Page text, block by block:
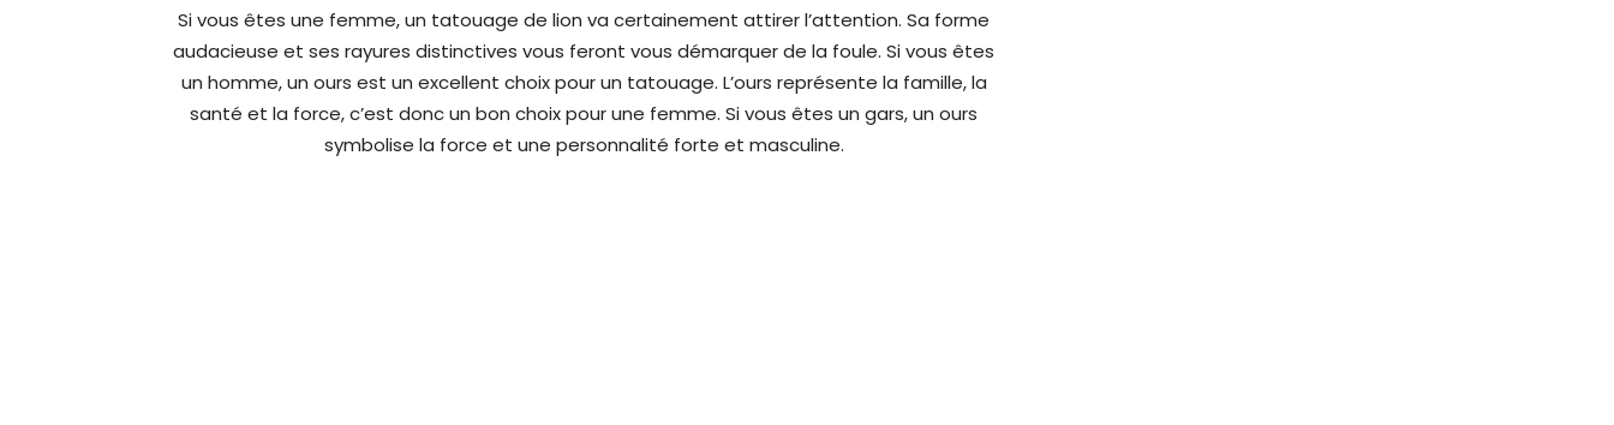
Si vous êtes une femme, un tatouage de lion va certainement attirer l’attention. Sa forme
audacieuse et ses rayures distinctives vous feront vous démarquer de la foule. Si vous êtes
un homme, un ours est un excellent choix pour un tatouage. L’ours représente la famille, la
santé et la force, c’est donc un bon choix pour une femme. Si vous êtes un gars, un ours
symbolise la force et une personnalité forte et masculine.